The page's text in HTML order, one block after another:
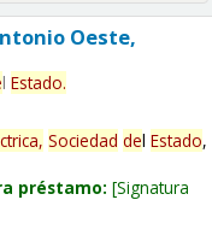
Oeste,
l Estado.
Sociedad del Estado,
préstamo: Signatura